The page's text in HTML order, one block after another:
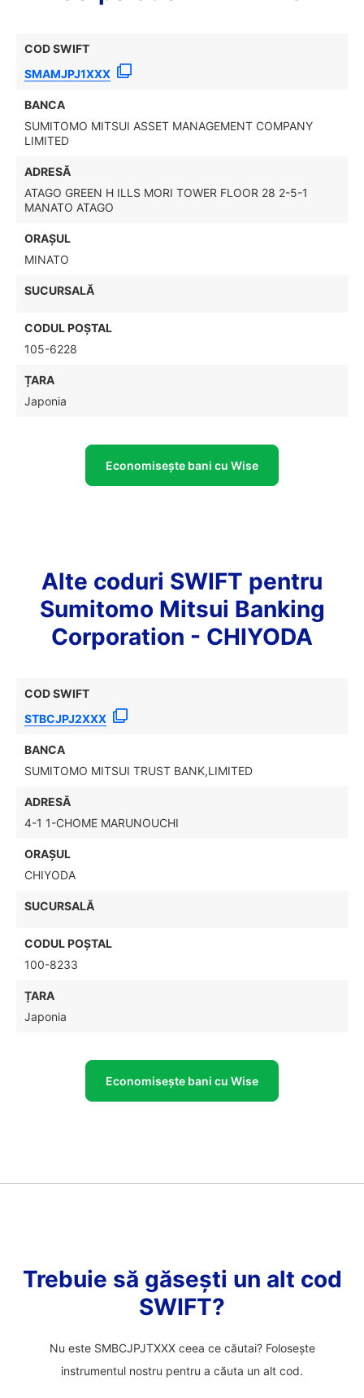
COD SWIFT
SMAMJPJ1XXX
BANCA
SUMITOMO MITSUI ASSET MANAGEMENT COMPANY
LIMITED
ADRESĂ
ATAGO GREEN H ILLS MORI TOWER FLOOR 28 2-5-1
MANATO ATAGO
ORAȘUL
MINATO
SUCURSALĂ
CODUL POŞTAL
105-6228
ȚARA
Japonia
Economisește bani cu Wise
Alte coduri SWIFT pentru
Sumitomo Mitsui Banking
Corporation - CHIYODA
COD SWIFT
STBCJPJ2XXX
BANCA
SUMITOMO MITSUI TRUST BANK,LIMITED
ADRESĂ
4-1 1-CHOME MARUNOUCHI
ORAȘUL
CHIYODA
SUCURSALĂ
CODUL POŞTAL
100-8233
ȚARA
Japonia
Economisește bani cu Wise
Trebuie să găsești un alt cod
SWIFT?
Nu este SMBCJPJTXXX ceea ce căutai? Folosește
instrumentul nostru pentru a căuta un alt cod.